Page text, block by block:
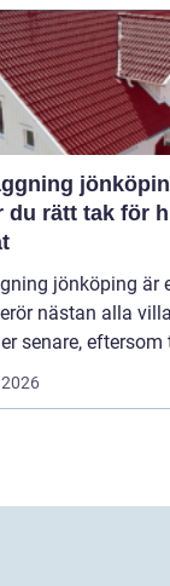
jönköping
du rätt tak för
jönköping är
nästan alla
senare, eftersom